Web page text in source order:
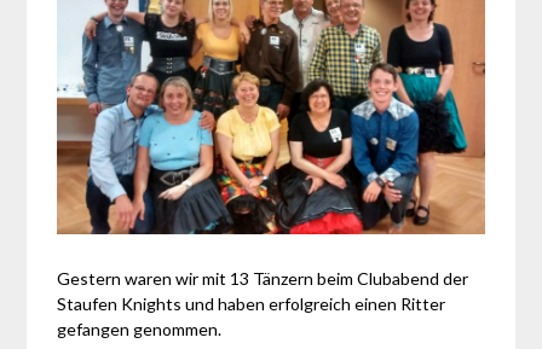
Gestern waren wir mit 13 Tänzern beim Clubabend der
Staufen Knights und haben erfolgreich einen Ritter
gefangen genommen.